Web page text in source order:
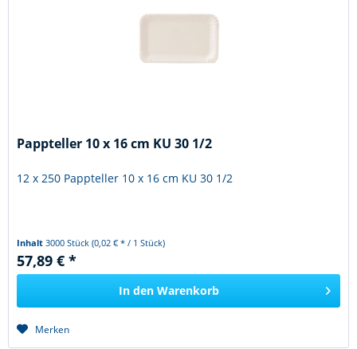
Pappteller 10 x 16 cm KU 30 1/2
12 x 250 Pappteller 10 x 16 cm KU 30 1/2
Inhalt3000 Stück(0,02 € * / 1 Stück)
57,89 € *
In den Warenkorb
Merken